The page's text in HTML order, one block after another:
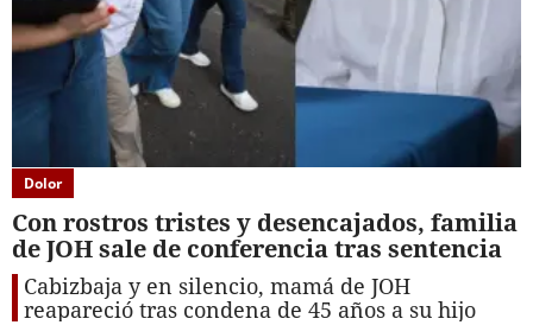
Dolor
Con rostros tristes y desencajados, familia
de JOH sale de conferencia tras sentencia
Cabizbaja y en silencio, mamá de JOH
reapareció tras condena de 45 años a su hijo